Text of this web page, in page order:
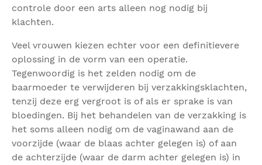
controle door een arts alleen nog nodig bij
klachten.
Veel vrouwen kiezen echter voor een definitievere
oplossing in de vorm van een operatie.
Tegenwoordig is het zelden nodig om de
baarmoeder te verwijderen bij verzakkingsklachten,
tenzij deze erg vergroot is of als er sprake is van
bloedingen. Bij het behandelen van de verzakking is
het soms alleen nodig om de vaginawand aan de
voorzijde (waar de blaas achter gelegen is) of aan
de achterzijde (waar de darm achter gelegen is) in